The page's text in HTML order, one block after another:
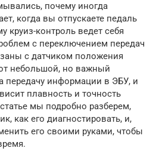
почему иногда
когда вы отпускаете педаль
круиз-контроль ведет себя
с переключением передач
с датчиком положения
небольшой, но важный
передачу информации в ЭБУ, и
плавность и точность
мы подробно разберем,
как его диагностировать, и,
его своими руками, чтобы